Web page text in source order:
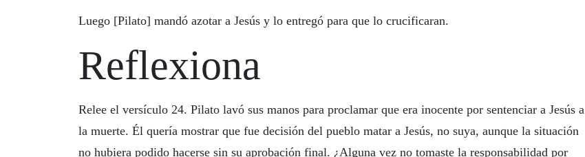
Luego [Pilato] mandó azotar a Jesús y lo entregó para que lo crucificaran.
Reflexiona
Relee el versículo 24. Pilato lavó sus manos para proclamar que era inocente por sentenciar a Jesús a
la muerte. Él quería mostrar que fue decisión del pueblo matar a Jesús, no suya, aunque la situación
no hubiera podido hacerse sin su aprobación final. ¿Alguna vez no tomaste la responsabilidad por